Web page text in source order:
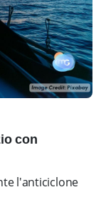
con
l'anticiclone